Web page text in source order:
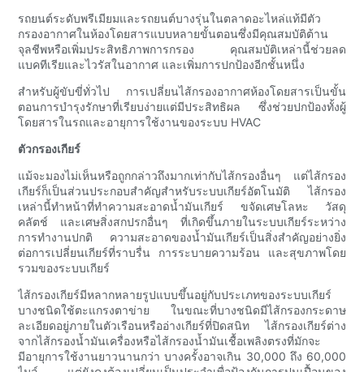
รถยนต์ระดับพรีเมียมและรถยนต์บางรุ่นในตลาดอะไหล่แท้มีตัว
กรองอากาศในห้องโดยสารแบบหลายขั้นตอนซึ่งมีคุณสมบัติต้าน
จุลชีพหรือเพิ่มประสิทธิภาพการกรอง คุณสมบัติเหล่านี้ช่วยลด
แบคทีเรียและไวรัสในอากาศ และเพิ่มการปกป้องอีกชั้นหนึ่ง
สำหรับผู้ขับขี่ทั่วไป การเปลี่ยนไส้กรองอากาศห้องโดยสารเป็นขั้น
ตอนการบำรุงรักษาที่เรียบง่ายแต่มีประสิทธิผล ซึ่งช่วยปกป้องทั้งผู้
โดยสารในรถและอายุการใช้งานของระบบ HVAC
ตัวกรองเกียร์
แม้จะมองไม่เห็นหรือถูกกล่าวถึงมากเท่ากับไส้กรองอื่นๆ แต่ไส้กรอง
เกียร์ก็เป็นส่วนประกอบสำคัญสำหรับระบบเกียร์อัตโนมัติ ไส้กรอง
เหล่านี้ทำหน้าที่ทำความสะอาดน้ำมันเกียร์ ขจัดเศษโลหะ วัสดุ
คลัตช์ และเศษสิ่งสกปรกอื่นๆ ที่เกิดขึ้นภายในระบบเกียร์ระหว่าง
การทำงานปกติ ความสะอาดของน้ำมันเกียร์เป็นสิ่งสำคัญอย่างยิ่ง
ต่อการเปลี่ยนเกียร์ที่ราบรื่น การระบายความร้อน และสุขภาพโดย
รวมของระบบเกียร์
ไส้กรองเกียร์มีหลากหลายรูปแบบขึ้นอยู่กับประเภทของระบบเกียร์
บางชนิดใช้ตะแกรงตาข่าย ในขณะที่บางชนิดมีไส้กรองกระดาษ
ละเอียดอยู่ภายในตัวเรือนหรืออ่างเกียร์ที่ปิดสนิท ไส้กรองเกียร์ต่าง
จากไส้กรองน้ำมันเครื่องหรือไส้กรองน้ำมันเชื้อเพลิงตรงที่มักจะ
มีอายุการใช้งานยาวนานกว่า บางครั้งอาจเกิน 30,000 ถึง 60,000